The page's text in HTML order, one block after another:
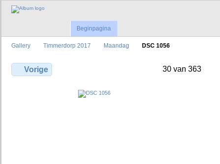
Beginpagina
Gallery Timmerdorp 2017 Maandag DSC 1056
Vorige 30 van 363